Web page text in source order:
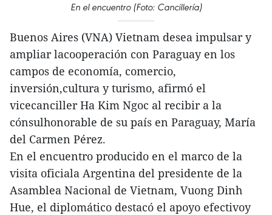
En el encuentro (Foto: Cancillería)
Buenos Aires (VNA) Vietnam desea impulsar y
ampliar lacooperación con Paraguay en los
campos de economía, comercio,
inversión,cultura y turismo, afirmó el
vicecanciller Ha Kim Ngoc al recibir a la
cónsulhonorable de su país en Paraguay, María
del Carmen Pérez.
En el encuentro producido en el marco de la
visita oficiala Argentina del presidente de la
Asamblea Nacional de Vietnam, Vuong Dinh
Hue, el diplomático destacó el apoyo efectivoy